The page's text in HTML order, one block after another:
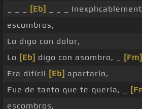
[Eb] _ _ _
escombros,
Lo digo con dolor,
Lo [Eb] digo con asombro, _ [Fm]
Era difícil [Eb] apartarlo,
Fue de tanto que te quería, _
escombros,